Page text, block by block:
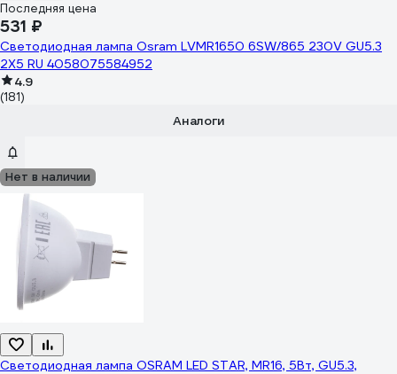
Последняя цена
531 ₽
Светодиодная лампа Osram LVMR1650 6SW/865 230V GU5.3
2X5 RU 4058075584952
4.9
(181)
Аналоги
Нет в наличии
Светодиодная лампа OSRAM LED STAR, MR16, 5Вт, GU5.3,